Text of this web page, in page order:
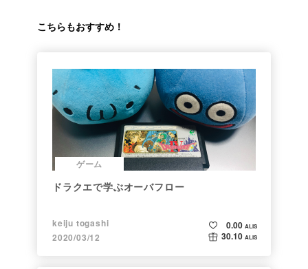
こちらもおすすめ！
ゲーム
ドラクエで学ぶオーバフロー
keiju togashi
2020/03/12
0.00 ALIS
30.10 ALIS